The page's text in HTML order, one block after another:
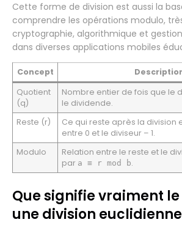
Cette forme de division est aussi la
comprendre les opérations modulo,
cryptographie, algorithmique et
dans diverses applications mobiles
Concept
Quotient
(q)
Nombre entier de fois que le
le dividende.
Reste (r)
Ce qui reste après la division
entre 0 et le diviseur – 1.
Modulo
Relation entre le reste et le
par a ≡ r mod b.
Que signifie vraiment
une division